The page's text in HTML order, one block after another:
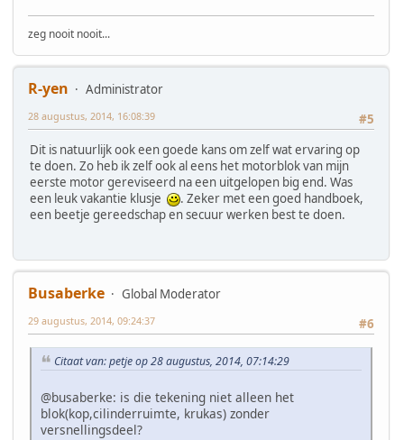
zeg nooit nooit...
R-yen
Administrator
#5
28 augustus, 2014, 16:08:39
Dit is natuurlijk ook een goede kans om zelf wat ervaring op
te doen. Zo heb ik zelf ook al eens het motorblok van mijn
eerste motor gereviseerd na een uitgelopen big end. Was
een leuk vakantie klusje
. Zeker met een goed handboek,
een beetje gereedschap en secuur werken best te doen.
Busaberke
Global Moderator
#6
29 augustus, 2014, 09:24:37
Citaat van: petje op 28 augustus, 2014, 07:14:29
@busaberke: is die tekening niet alleen het
blok(kop,cilinderruimte, krukas) zonder
versnellingsdeel?